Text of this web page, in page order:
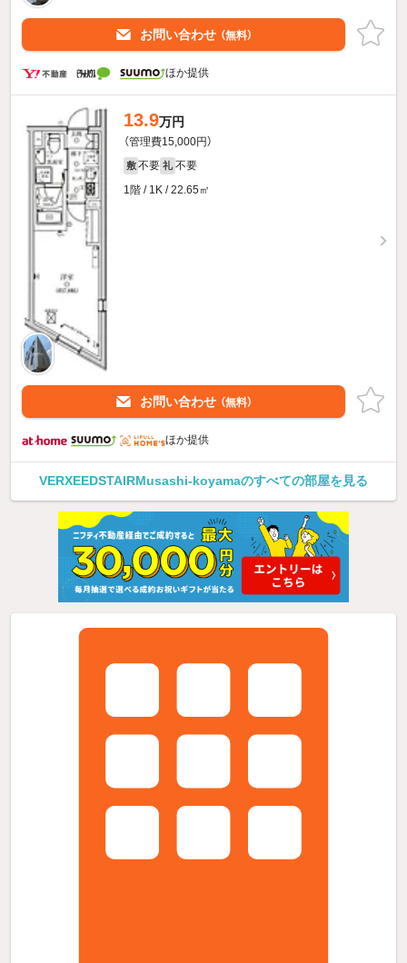
お問い合わせ （無料）
ほか提供
13.9万円
（管理費15,000円）
敷 不要 礼 不要
1階 / 1K / 22.65㎡
お問い合わせ （無料）
ほか提供
VERXEEDSTAIRMusashi-koyamaのすべての部屋を見る